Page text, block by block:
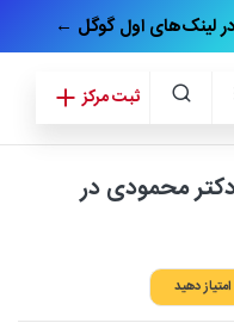
ثبت مرکز
محمودی در
امتیاز دهید